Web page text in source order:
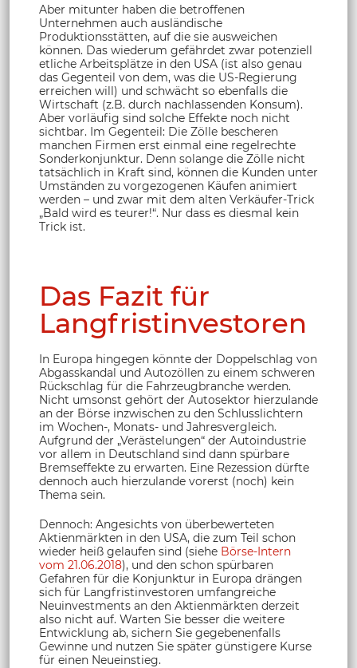
Aber mitunter haben die betroffenen
Unternehmen auch ausländische
Produktionsstätten, auf die sie ausweichen
können. Das wiederum gefährdet zwar potenziell
etliche Arbeitsplätze in den USA (ist also genau
das Gegenteil von dem, was die US-Regierung
erreichen will) und schwächt so ebenfalls die
Wirtschaft (z.B. durch nachlassenden Konsum).
Aber vorläufig sind solche Effekte noch nicht
sichtbar. Im Gegenteil: Die Zölle bescheren
manchen Firmen erst einmal eine regelrechte
Sonderkonjunktur. Denn solange die Zölle nicht
tatsächlich in Kraft sind, können die Kunden unter
Umständen zu vorgezogenen Käufen animiert
werden – und zwar mit dem alten Verkäufer-Trick
„Bald wird es teurer!“. Nur dass es diesmal kein
Trick ist.
Das Fazit für
Langfristinvestoren
In Europa hingegen könnte der Doppelschlag von
Abgasskandal und Autozöllen zu einem schweren
Rückschlag für die Fahrzeugbranche werden.
Nicht umsonst gehört der Autosektor hierzulande
an der Börse inzwischen zu den Schlusslichtern
im Wochen-, Monats- und Jahresvergleich.
Aufgrund der „Verästelungen“ der Autoindustrie
vor allem in Deutschland sind dann spürbare
Bremseffekte zu erwarten. Eine Rezession dürfte
dennoch auch hierzulande vorerst (noch) kein
Thema sein.
Dennoch: Angesichts von überbewerteten
Aktienmärkten in den USA, die zum Teil schon
wieder heiß gelaufen sind (siehe Börse-Intern
vom 21.06.2018), und den schon spürbaren
Gefahren für die Konjunktur in Europa drängen
sich für Langfristinvestoren umfangreiche
Neuinvestments an den Aktienmärkten derzeit
also nicht auf. Warten Sie besser die weitere
Entwicklung ab, sichern Sie gegebenenfalls
Gewinne und nutzen Sie später günstigere Kurse
für einen Neueinstieg.